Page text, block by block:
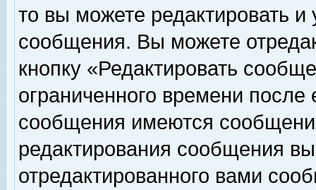
то вы можете редактировать и
сообщения. Вы можете
кнопку «Редактировать
ограниченного времени
сообщения имеются
редактирования сообщения
отредактированного вами